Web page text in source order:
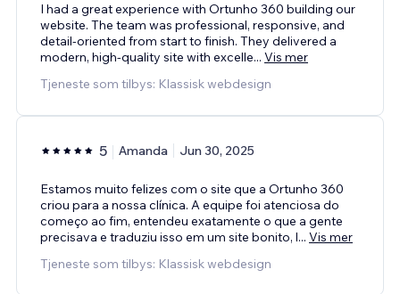
I had a great experience with Ortunho 360 building our
website. The team was professional, responsive, and
detail-oriented from start to finish. They delivered a
modern, high-quality site with excelle... Vis mer
Tjeneste som tilbys: Klassisk webdesign
5 Amanda Jun 30, 2025
Estamos muito felizes com o site que a Ortunho 360
criou para a nossa clínica. A equipe foi atenciosa do
começo ao fim, entendeu exatamente o que a gente
precisava e traduziu isso em um site bonito, l... Vis mer
Tjeneste som tilbys: Klassisk webdesign